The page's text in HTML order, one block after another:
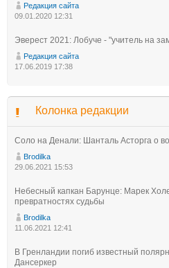
Редакция сайта
09.01.2020 12:31
Эверест 2021: Лобуче - "учитель на
Редакция сайта
17.06.2019 17:38
Колонка редакции
Соло на Денали: Шанталь Асторга о
Brodilka
29.06.2021 15:53
Небесный капкан Барунце: Марек
превратностях судьбы
Brodilka
11.06.2021 12:41
В Гренландии погиб известный
Дансеркер